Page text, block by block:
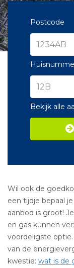
Postcode
Bekijk alle
Wil ook de
een tijdje bepaal
aanbod is groot!
en gas kunnen
voordeligste
van de
kwestie: wat is de